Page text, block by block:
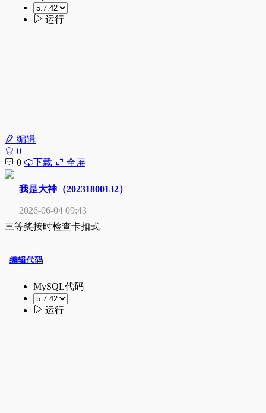
编辑
0
0
下载 全屏
我是大神（20231800132）
2026-06-04 09:43
三等奖按时检查卡扣式